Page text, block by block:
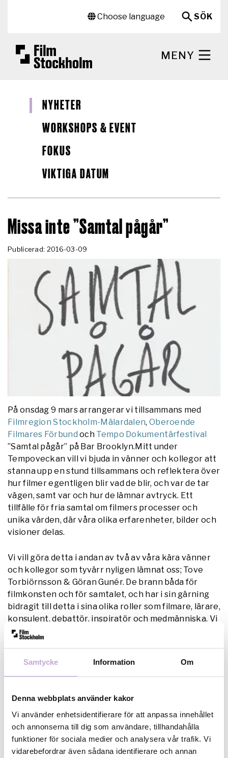
Samtycke Information Om
Denna webbplats använder kakor
Vi använder enhetsidentifierare för att anpassa innehållet
och annonserna till dig som användare, tillhandahålla
funktioner för sociala medier och analysera vår trafik. Vi
vidarebefordrar även sådana identifierare och annan
Choose language
SÖK
MENY
NYHETER
WORKSHOPS & EVENT
FOKUS
VIKTIGA DATUM
Missa inte ”Samtal pågår”
Publicerad: 2016-03-09
På onsdag 9 mars arrangerar vi tillsammans med
Filmregion Stockholm-Mälardalen, Oberoende
Filmares Förbund och Tempo Dokumentärfestival
”Samtal pågår” på Bar Brooklyn. Mitt under
Tempoveckan vill vi bjuda in vänner och kollegor att
stanna upp en stund tillsammans och reflektera över
hur filmer egentligen blir vad de blir, och var de tar
vägen, samt var och hur de lämnar avtryck. Ett
tillfälle för fria samtal om filmers processer och
unika värden, där våra olika erfarenheter, bilder och
visioner delas.
Vi vill göra detta i andan av två av våra kära vänner
och kollegor som tyvärr nyligen lämnat oss; Tove
Torbiörnsson & Göran Gunér. De brann båda för
filmkonsten och för samtalet, och har i sin gärning
bidragit till detta i sina olika roller som filmare, lärare,
konsulent, debattör, inspiratör och medmänniska. Vi
vill nu hedra dem, fortsätta deras värv och hålla
Välkomna till för att ta del av denna stund.Kolla in